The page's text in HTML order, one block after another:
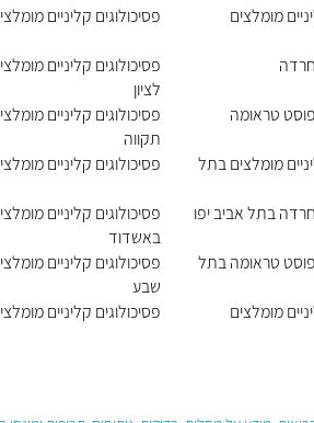
מומלצים
טראומה
מומלצים בתל
בתל אביב יפו
טראומה בתל
מומלצים
פסיכולוגים קליניים
פסיכולוגים קליניים
לציון
פסיכולוגים קליניים
תקווה
פסיכולוגים קליניים
פסיכולוגים קליניים
באשדוד
פסיכולוגים קליניים
שבע
פסיכולוגים קליניים